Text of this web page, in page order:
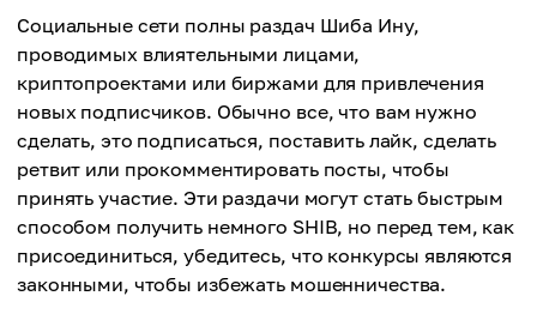
Социальные сети полны раздач Шиба Ину,
проводимых влиятельными лицами,
криптопроектами или биржами для привлечения
новых подписчиков. Обычно все, что вам нужно
сделать, это подписаться, поставить лайк, сделать
ретвит или прокомментировать посты, чтобы
принять участие. Эти раздачи могут стать быстрым
способом получить немного SHIB, но перед тем, как
присоединиться, убедитесь, что конкурсы являются
законными, чтобы избежать мошенничества.